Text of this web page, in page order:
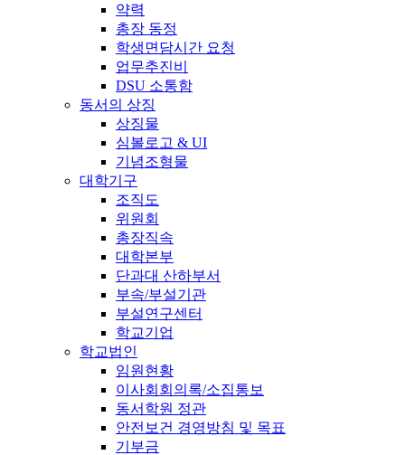
약력
총장 동정
학생면담시간 요청
업무추진비
DSU 소통함
동서의 상징
상징물
심볼로고 & UI
기념조형물
대학기구
조직도
위원회
총장직속
대학본부
단과대 산하부서
부속/부설기관
부설연구센터
학교기업
학교법인
임원현황
이사회회의록/소집통보
동서학원 정관
안전보건 경영방침 및 목표
기부금